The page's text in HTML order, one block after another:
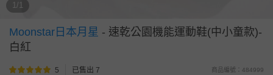
1/1
Moonstar日本月星 - 速乾公園機能運動鞋(中小童款)-
白紅
5 已售出 7 商品編號：484999